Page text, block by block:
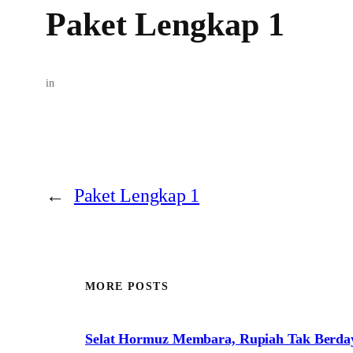
Paket Lengkap 1
in
← Paket Lengkap 1
MORE POSTS
Selat Hormuz Membara, Rupiah Tak